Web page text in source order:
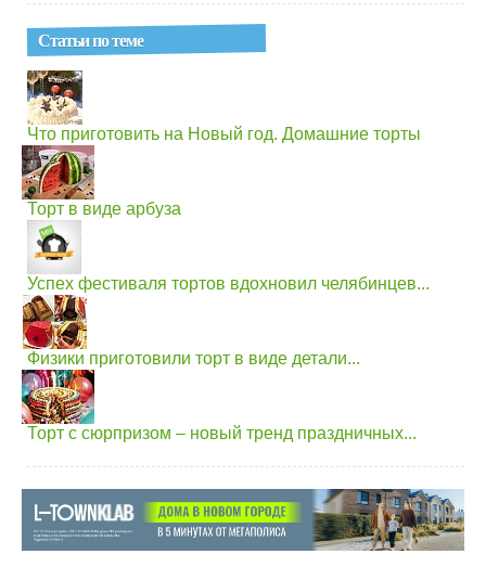
Статьи по теме
Что приготовить на Новый год. Домашние торты
Торт в виде арбуза
Успех фестиваля тортов вдохновил челябинцев...
Физики приготовили торт в виде детали...
Торт с сюрпризом – новый тренд праздничных...